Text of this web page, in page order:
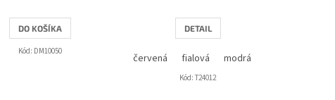
DO KOŠÍKA
Kód: DM10050
z
5
hviezdičiek.
DETAIL
červená fialová modrá
Kód: T24012